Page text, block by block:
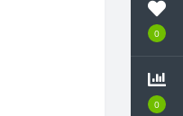
0
0